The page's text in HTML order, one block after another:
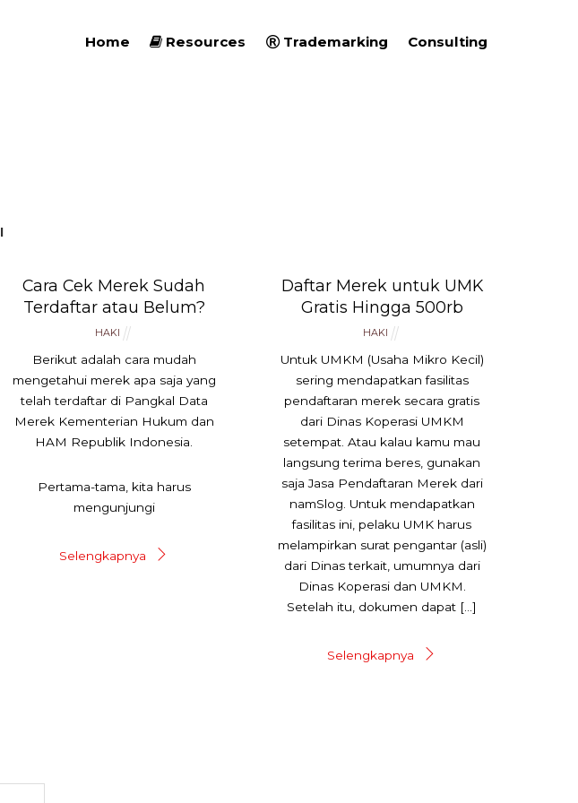
Home Resources Trademarking Consulting
Cara Cek Merek Sudah
Terdaftar atau Belum?
HAKI
Berikut adalah cara mudah
mengetahui merek apa saja yang
telah terdaftar di Pangkal Data
Merek Kementerian Hukum dan
HAM Republik Indonesia.
Pertama-tama, kita harus
mengunjungi
Selengkapnya
Daftar Merek untuk UMK
Gratis Hingga 500rb
HAKI
Untuk UMKM (Usaha Mikro Kecil)
sering mendapatkan fasilitas
pendaftaran merek secara gratis
dari Dinas Koperasi UMKM
setempat. Atau kalau kamu mau
langsung terima beres, gunakan
saja Jasa Pendaftaran Merek dari
namSlog. Untuk mendapatkan
fasilitas ini, pelaku UMK harus
melampirkan surat pengantar (asli)
dari Dinas terkait, umumnya dari
Dinas Koperasi dan UMKM.
Setelah itu, dokumen dapat […]
Selengkapnya